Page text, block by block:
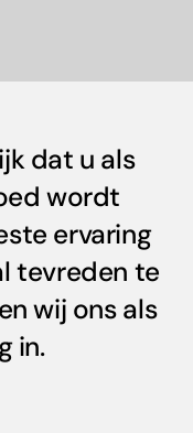
dat u als
wordt
ervaring
tevreden te
wij ons als
in.